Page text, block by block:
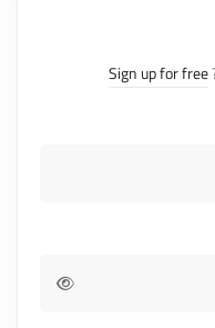
Sign up for free